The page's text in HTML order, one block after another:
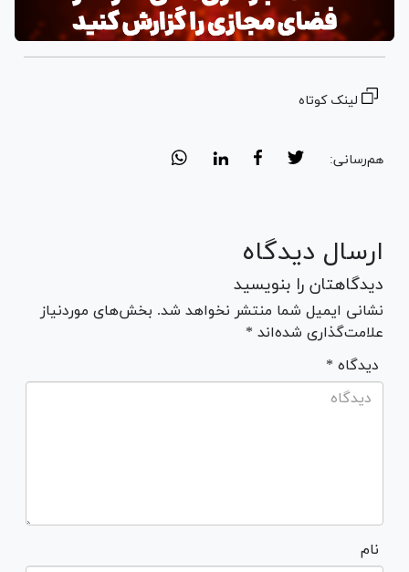
لینک کوتاه
هم‌رسانی:
ارسال دیدگاه
دیدگاهتان را بنویسید
نشانی ایمیل شما منتشر نخواهد شد. بخش‌های موردنیاز
علامت‌گذاری شده‌اند *
* دیدگاه
نام